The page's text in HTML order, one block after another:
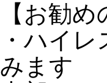
【お勧
・ハイ
みます